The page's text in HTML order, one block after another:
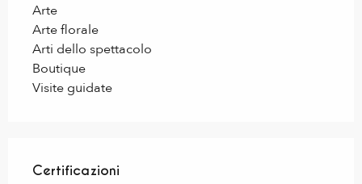
Arte
Arte florale
Arti dello spettacolo
Boutique
Visite guidate
Certificazioni
Certificazioni